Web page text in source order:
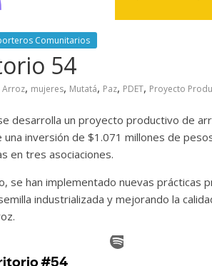
Comunitarios
54
Arroz, mujeres, Mutatá, Paz, PDET, Proyecto
desarrolla un proyecto productivo de
inversión de $1.071 millones de
en tres asociaciones.
se han implementado nuevas prácticas
industrializada y mejorando la